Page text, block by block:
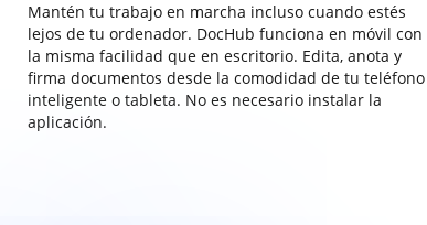
Mantén tu trabajo en marcha incluso cuando estés
lejos de tu ordenador. DocHub funciona en móvil con
la misma facilidad que en escritorio. Edita, anota y
firma documentos desde la comodidad de tu teléfono
inteligente o tableta. No es necesario instalar la
aplicación.